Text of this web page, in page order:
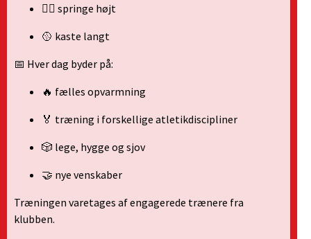
🤸‍♀️ springe højt
🥎 kaste langt
📅 Hver dag byder på:
🔥 fælles opvarmning
🏅 træning i forskellige atletikdiscipliner
🎲 lege, hygge og sjov
🤝 nye venskaber
Træningen varetages af engagerede trænere fra
klubben.